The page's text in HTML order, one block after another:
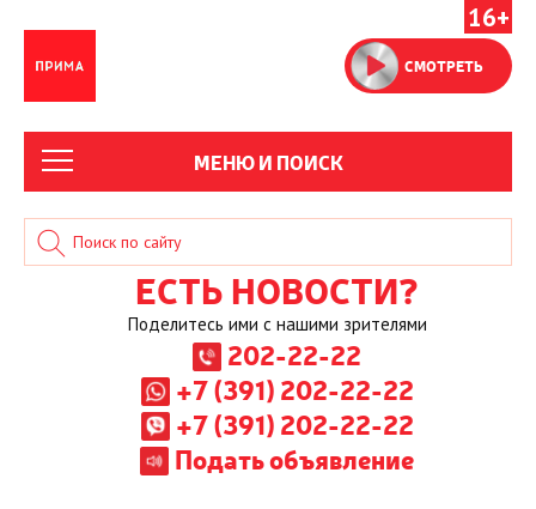
16+
СМОТРЕТЬ
МЕНЮ И ПОИСК
ЕСТЬ НОВОСТИ?
Поделитесь ими с нашими зрителями
202-22-22
+7 (391) 202-22-22
+7 (391) 202-22-22
Подать объявление